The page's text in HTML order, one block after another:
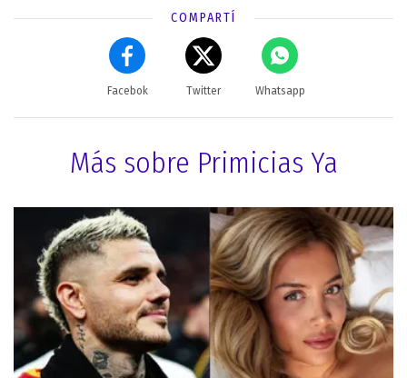
COMPARTÍ
Facebok Twitter Whatsapp
Más sobre Primicias Ya